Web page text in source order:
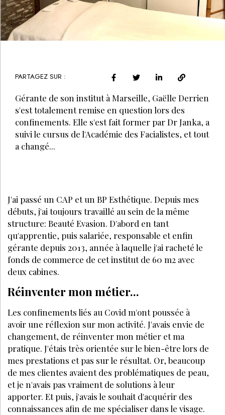
PARTAGEZ SUR :
Gérante de son institut à Marseille, Gaëlle Derrien
s'est totalement remise en question lors des
confinements. Elle s'est fait former par Dr Janka, a
suivi le cursus de l'Académie des Facialistes, et tout
a changé...
J'ai passé un CAP et un BP Esthétique. Depuis mes
débuts, j'ai toujours travaillé au sein de la même
structure: Beauté Evasion. D'abord en tant
qu'apprentie, puis salariée, responsable et enfin
gérante de­puis 2013, année à laquelle j'ai racheté le
fonds de commerce de cet institut de 60 m2 avec
deux cabines.
Réinventer mon métier...
Les confinements liés au Covid m'ont poussée à
avoir une réflexion sur mon activité. J'avais envie de
changement, de réinventer mon métier et ma
pratique. J'étais très orientée sur le bien-être lors de
mes prestations et pas sur le résultat. Or, beaucoup
de mes clientes avaient des problématiques de peau,
et je n'avais pas vraiment de solutions à leur
apporter. Et puis, j'avais le souhait d'acquérir des
connaissances afin de me spécialiser dans le visage.